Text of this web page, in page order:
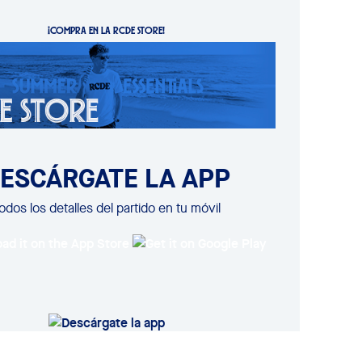
¡COMPRA EN LA RCDE STORE!
LA APP
los detalles del partido en tu móvil